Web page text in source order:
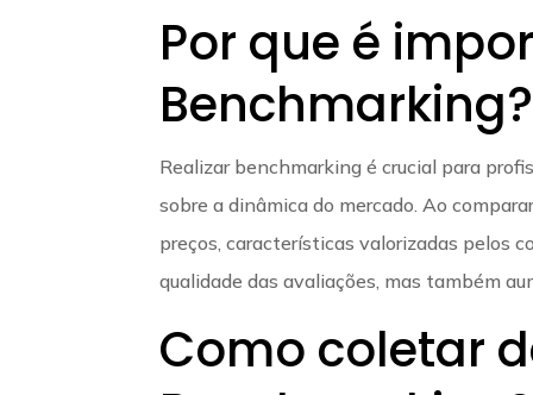
Por que é
Benchmarking?
Realizar benchmarking é crucial para
sobre a dinâmica do mercado. Ao
preços, características valorizadas pelos
qualidade das avaliações, mas também
Como coletar